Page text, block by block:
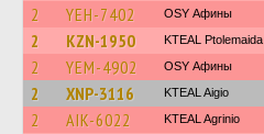
2 YEH-7402 OSY Афины
2 KZN-1950 KTEAL Ptolemaida
2 YEM-4902 OSY Афины
2 XNP-3116 KTEAL Aigio
2 AIK-6022 KTEAL Agrinio